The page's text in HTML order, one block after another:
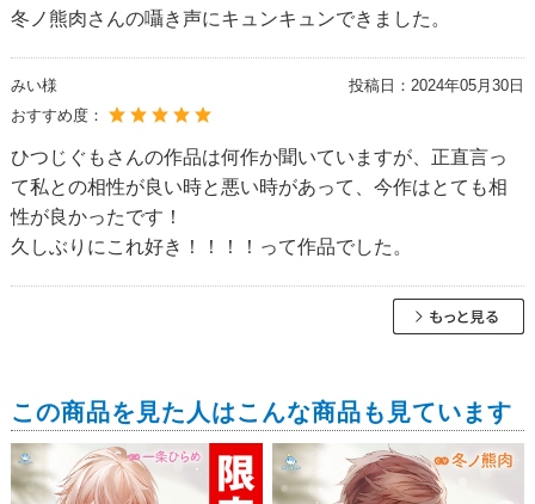
冬ノ熊肉さんの囁き声にキュンキュンできました。
みい様 投稿日： 2024年05月30日
おすすめ度：
ひつじぐもさんの作品は何作か聞いていますが、正直言っ
て私との相性が良い時と悪い時があって、今作はとても相
性が良かったです！
久しぶりにこれ好き！！！！って作品でした。
この商品を見た人はこんな商品も見ています